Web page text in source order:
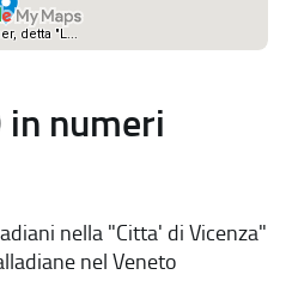
in numeri
nella "Citta' di Vicenza"
nel Veneto